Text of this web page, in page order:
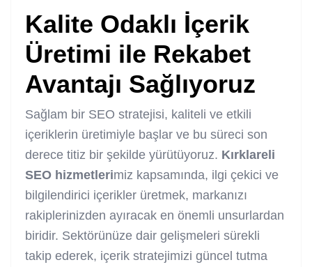
Kalite Odaklı İçerik
Üretimi ile Rekabet
Avantajı Sağlıyoruz
Sağlam bir SEO stratejisi, kaliteli ve etkili
içeriklerin üretimiyle başlar ve bu süreci son
derece titiz bir şekilde yürütüyoruz. Kırklareli
SEO hizmetlerimiz kapsamında, ilgi çekici ve
bilgilendirici içerikler üretmek, markanızı
rakiplerinizden ayıracak en önemli unsurlardan
biridir. Sektörünüze dair gelişmeleri sürekli
takip ederek, içerik stratejimizi güncel tutma